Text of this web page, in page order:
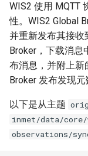
WIS2 使用 MQTT
性。WIS2 Global
并重新发布其接收
Broker，下载消息
布消息，并附上新
Broker 发布发现
以下是从主题
inmet/data/core/
observations/